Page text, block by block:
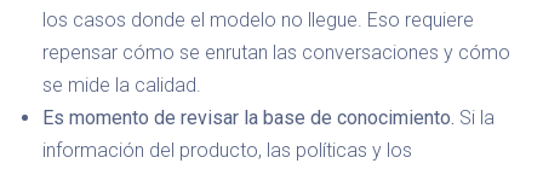
los casos donde el modelo no llegue. Eso requiere
repensar cómo se enrutan las conversaciones y cómo
se mide la calidad.
Es momento de revisar la base de conocimiento. Si la
información del producto, las políticas y los